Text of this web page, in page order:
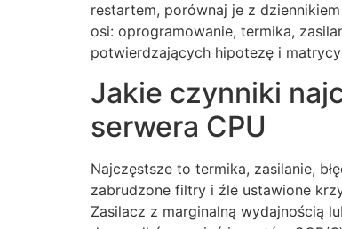
restartem, porównaj je z
osi: oprogramowanie, termika,
potwierdzających hipotezę i
Jakie czynniki
serwera CPU
Najczęstsze to termika, zasilanie,
zabrudzone filtry i źle ustawione
Zasilacz z marginalną wydajnością